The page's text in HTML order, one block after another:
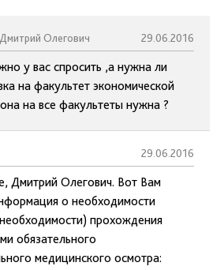
Олегович 29.06.2016
у вас спросить ,а нужна ли
на факультет экономической
на все факультеты нужна ?
29.06.2016
Дмитрий Олегович. Вот Вам
о необходимости
прохождения
обязательного
медицинского осмотра: